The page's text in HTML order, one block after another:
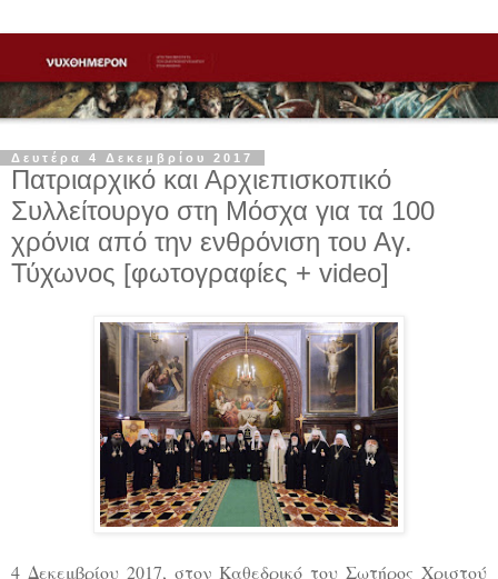
Δευτέρα 4 Δεκεμβρίου 2017
Πατριαρχικό και Αρχιεπισκοπικό
Συλλείτουργο στη Μόσχα για τα 100
χρόνια από την ενθρόνιση του Αγ.
Τύχωνος [φωτογραφίες + video]
4 Δεκεμβρίου 2017, στον Καθεδρικό του Σωτήρος Χριστού